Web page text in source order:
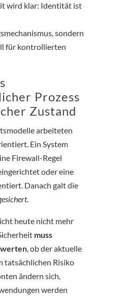
wird klar: Identität ist
sondern
für kontrollierten
Prozess
Zustand
arbeiteten
Ein System
Firewall-Regel
oder eine
Danach galt die
.
heute nicht mehr
muss
, ob der aktuelle
tatsächlichen Risiko
ändern sich,
werden